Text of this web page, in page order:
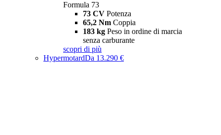
Formula 73
73 CV Potenza
65,2 Nm Coppia
183 kg Peso in ordine di marcia
senza carburante
scopri di più
HypermotardDa 13.290 €